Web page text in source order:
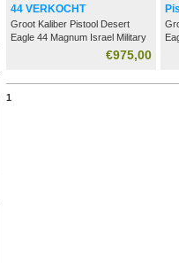
44 VERKOCHT
Groot Kaliber Pistool Desert
Eagle 44 Magnum Israel Military
€975,00
1